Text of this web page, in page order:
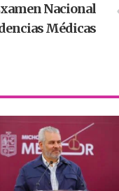
Nacional
Médicas